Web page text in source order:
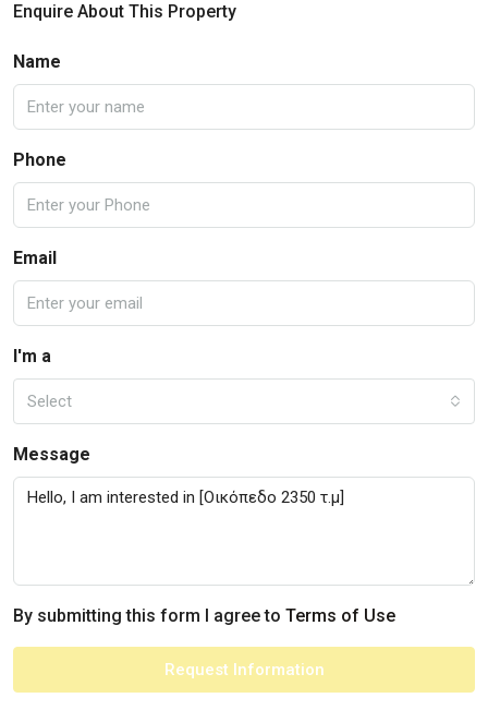
Enquire About This Property
Name
Phone
Email
I'm a
Select
Message
By submitting this form I agree to Terms of Use
Request Information